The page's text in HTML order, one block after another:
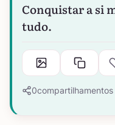
Conquistar a si
tudo.
0compartilhamentos